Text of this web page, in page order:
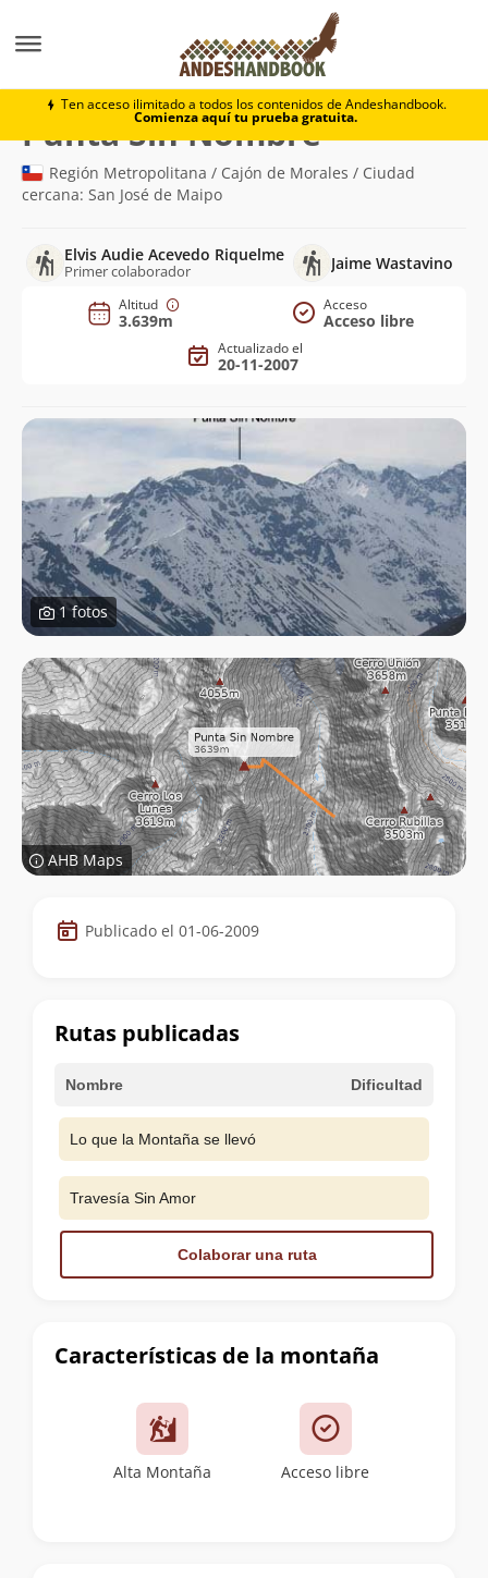
Ten acceso ilimitado a todos los contenidos de Andeshandbook.
Comienza aquí tu prueba gratuita.
Punta Sin Nombre
Punta Sin Nombre(3.639m)
Región Metropolitana / Cajón de Morales / Ciudad
cercana: San José de Maipo
Elvis Audie Acevedo Riquelme
Primer colaborador Jaime Wastavino
Altitud
3.639m
Acceso
Acceso libre
Actualizado el
20-11-2007
1 fotos
AHB Maps
Datos
de
cumbre
Publicado el 01-06-2009
Características de la montaña
Alta Montaña Acceso libre
Rutas publicadas
Nombre Dificultad
Lo que la Montaña se llevó
Travesía Sin Amor
Colaborar una ruta